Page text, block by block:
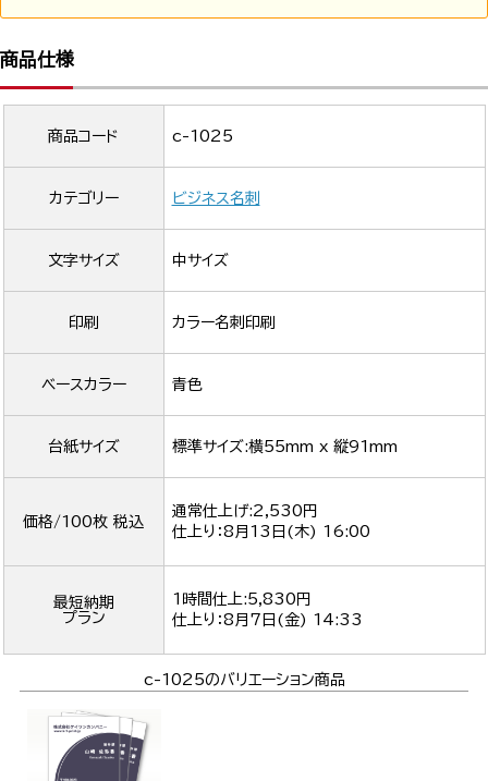
商品仕様
商品コード c-1025
カテゴリー ビジネス名刺
文字サイズ 中サイズ
印刷 カラー名刺印刷
ベースカラー 青色
台紙サイズ 標準サイズ:横55mm x 縦91mm
価格/100枚 税込
通常仕上げ:2,530円
仕上り：8月13日(木) 16:00
最短納期
プラン
1時間仕上:5,830円
仕上り：8月7日(金) 14:33
c-1025のバリエーション商品